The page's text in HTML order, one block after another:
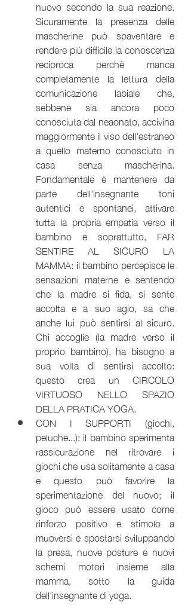
nuovo secondo la sua reazione.
Sicuramente la presenza delle
mascherine può spaventare e
rendere più difficile la conoscenza
reciproca perchè manca
completamente la lettura della
comunicazione labiale che,
sebbene sia ancora poco
conosciuta dal neaonato, accivina
maggiormente il viso dell'estraneo
a quello materno conosciuto in
casa senza mascherina.
Fondamentale è mantenere da
parte dell'insegnante toni
autentici e spontanei, attivare
tutta la propria empatia verso il
bambino e soprattutto, FAR
SENTIRE AL SICURO LA
MAMMA: il bambino percepisce le
sensazioni materne e sentendo
che la madre si fida, si sente
accolta e a suo agio, sa che
anche lui può sentirsi al sicuro.
Chi accoglie (la madre verso il
proprio bambino), ha bisogno a
sua volta di sentirsi accolto:
questo crea un CIRCOLO
VIRTUOSO NELLO SPAZIO
DELLA PRATICA YOGA.
CON I SUPPORTI (giochi,
peluche...): il bambino sperimenta
rassicurazione nel ritrovare i
giochi che usa solitamente a casa
e questo può favorire la
sperimentazione del nuovo; il
gioco può essere usato come
rinforzo positivo e stimolo a
muoversi e spostarsi sviluppando
la presa, nuove posture e nuovi
schemi motori insieme alla
mamma, sotto la guida
dell'insegnante di yoga.